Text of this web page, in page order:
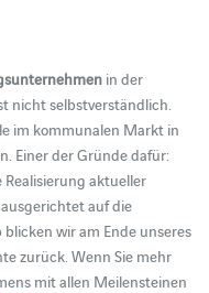
in der
nicht selbstverständlich.
im kommunalen Markt in
Einer der Gründe dafür:
aktueller
auf die
wir am Ende unseres
zurück. Wenn Sie mehr
mit allen Meilensteinen